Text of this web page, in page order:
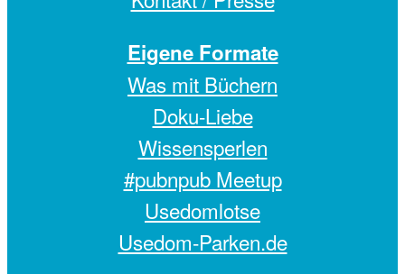
Eigene Formate
Was mit Büchern
Doku-Liebe
Wissensperlen
#pubnpub Meetup
Usedomlotse
Usedom-Parken.de